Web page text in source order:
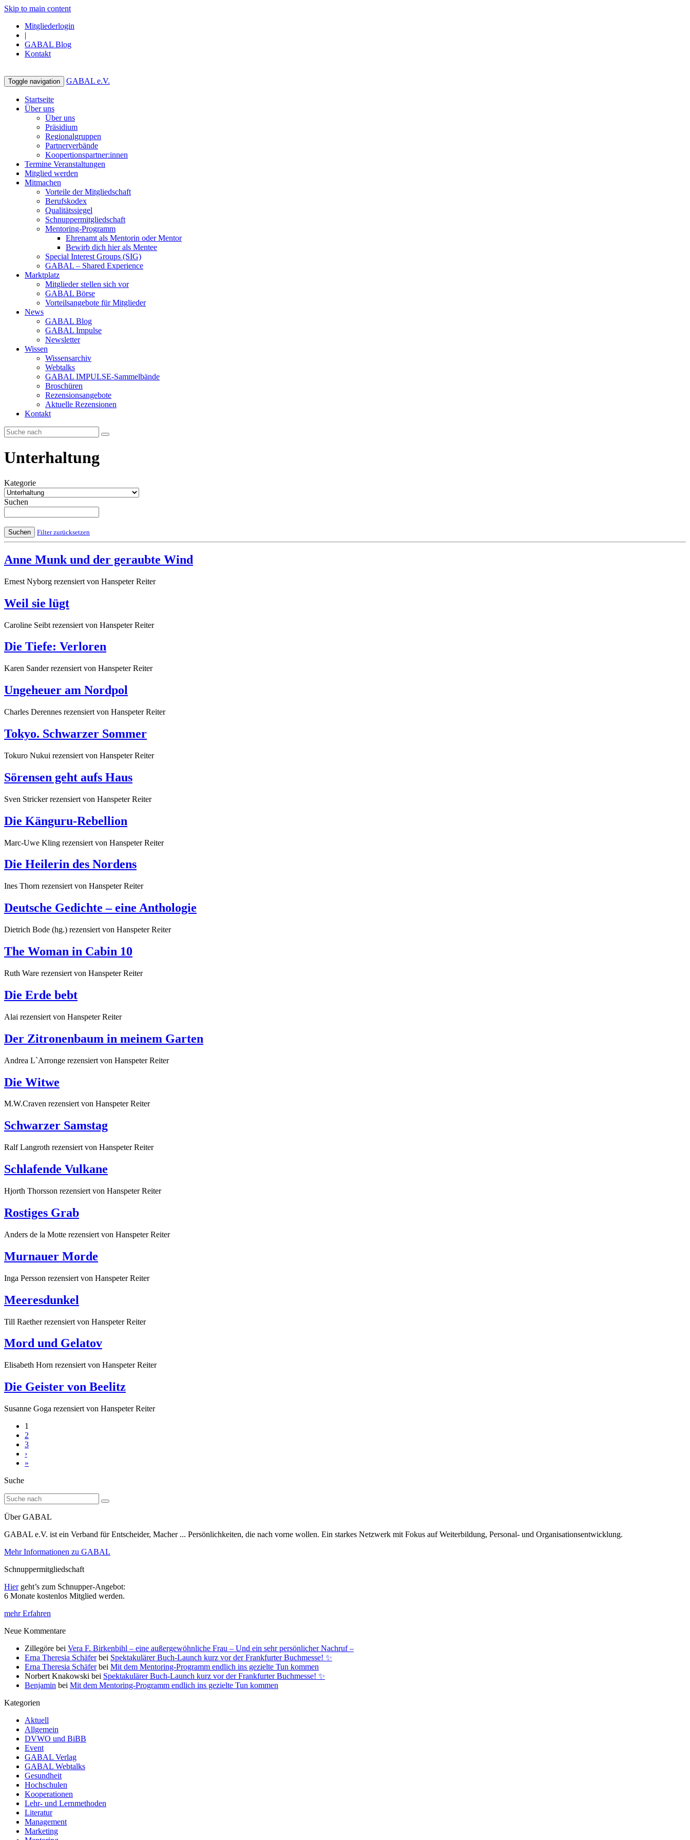
Skip to main content
Mitgliederlogin
|
GABAL Blog
Kontakt
Toggle navigation GABAL e.V.
Startseite
Über uns
Über uns
Präsidium
Regionalgruppen
Partnerverbände
Koopertionspartner:innen
Termine Veranstaltungen
Mitglied werden
Mitmachen
Vorteile der Mitgliedschaft
Berufskodex
Qualitätssiegel
Schnuppermitgliedschaft
Mentoring-Programm
Ehrenamt als Mentorin oder Mentor
Bewirb dich hier als Mentee
Special Interest Groups (SIG)
GABAL – Shared Experience
Marktplatz
Mitglieder stellen sich vor
GABAL Börse
Vorteilsangebote für Mitglieder
News
GABAL Blog
GABAL Impulse
Newsletter
Wissen
Wissensarchiv
Webtalks
GABAL IMPULSE-Sammelbände
Broschüren
Rezensionsangebote
Aktuelle Rezensionen
Kontakt
Unterhaltung
Kategorie
Suchen
Suchen Filter zurücksetzen
Anne Munk und der geraubte Wind
Ernest Nyborg rezensiert von Hanspeter Reiter
Weil sie lügt
Caroline Seibt rezensiert von Hanspeter Reiter
Die Tiefe: Verloren
Karen Sander rezensiert von Hanspeter Reiter
Ungeheuer am Nordpol
Charles Derennes rezensiert von Hanspeter Reiter
Tokyo. Schwarzer Sommer
Tokuro Nukui rezensiert von Hanspeter Reiter
Sörensen geht aufs Haus
Sven Stricker rezensiert von Hanspeter Reiter
Die Känguru-Rebellion
Marc-Uwe Kling rezensiert von Hanspeter Reiter
Die Heilerin des Nordens
Ines Thorn rezensiert von Hanspeter Reiter
Deutsche Gedichte – eine Anthologie
Dietrich Bode (hg.) rezensiert von Hanspeter Reiter
The Woman in Cabin 10
Ruth Ware rezensiert von Hanspeter Reiter
Die Erde bebt
Alai rezensiert von Hanspeter Reiter
Der Zitronenbaum in meinem Garten
Andrea L`Arronge rezensiert von Hanspeter Reiter
Die Witwe
M.W.Craven rezensiert von Hanspeter Reiter
Schwarzer Samstag
Ralf Langroth rezensiert von Hanspeter Reiter
Schlafende Vulkane
Hjorth Thorsson rezensiert von Hanspeter Reiter
Rostiges Grab
Anders de la Motte rezensiert von Hanspeter Reiter
Murnauer Morde
Inga Persson rezensiert von Hanspeter Reiter
Meeresdunkel
Till Raether rezensiert von Hanspeter Reiter
Mord und Gelatov
Elisabeth Horn rezensiert von Hanspeter Reiter
Die Geister von Beelitz
Susanne Goga rezensiert von Hanspeter Reiter
1
2
3
›
»
Suche
Über GABAL
GABAL e.V. ist ein Verband für Entscheider, Macher ... Persönlichkeiten, die nach vorne wollen. Ein starkes Netzwerk mit Fokus auf Weiterbildung, Personal- und Organisationsentwicklung.
Mehr Informationen zu GABAL
Schnuppermitgliedschaft
Hiergeht’s zum Schnupper-Angebot:
6 Monate kostenlos Mitglied werden.
mehr Erfahren
Neue Kommentare
Zillegöre bei Vera F. Birkenbihl – eine außergewöhnliche Frau – Und ein sehr persönlicher Nachruf –
Erna Theresia Schäferbei Spektakulärer Buch-Launch kurz vor der Frankfurter Buchmesse! ✨
Erna Theresia Schäferbei Mit dem Mentoring-Programm endlich ins gezielte Tun kommen
Norbert Knakowski bei Spektakulärer Buch-Launch kurz vor der Frankfurter Buchmesse! ✨
Benjamin bei Mit dem Mentoring-Programm endlich ins gezielte Tun kommen
Kategorien
Aktuell
Allgemein
DVWO und BiBB
Event
GABAL Verlag
GABAL Webtalks
Gesundheit
Hochschulen
Kooperationen
Lehr- und Lernmethoden
Literatur
Management
Marketing